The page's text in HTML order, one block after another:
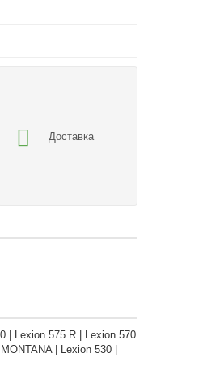
Доставка
| Lexion 575 R | Lexion 570
| Lexion 530 |